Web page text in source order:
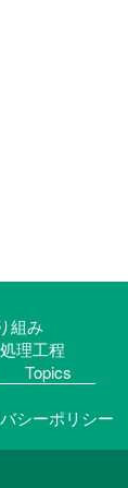
組み
理工程
Topics
シーポリシー